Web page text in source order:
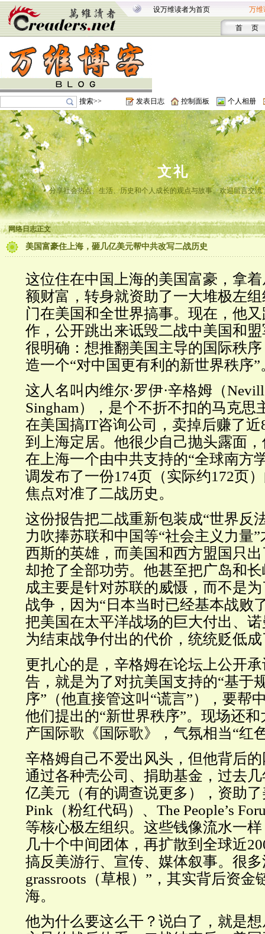
设万维读者为首页 万维
首 页
搜索>> 发表日志 控制面板 个人相册
文礼
分享社会热点、生活、历史和个人成长的观点与故事。欢迎留言交流
网络日志正文
美国富豪住上海，砸几亿美元帮中共改写二战历史
这位住在中国上海的美国富豪，拿
额财富，转身就资助了一大堆极左
门在美国和全世界搞事。现在，他
作，公开跳出来诋毁二战中美国和
很明确：想推翻美国主导的国际秩
造一个“对中国更有利的新世界秩序”
这人名叫内维尔·罗伊·辛格姆（
Singham），是个不折不扣的马克思
在美国搞IT咨询公司，卖掉后赚了
到上海定居。他很少自己抛头露面
在上海一个由中共支持的“全球南方
调发布了一份174页（实际约172页
焦点对准了二战历史。
这份报告把二战重新包装成“世界反
力吹捧苏联和中国等“社会主义力量
西斯的英雄，而美国和西方盟国只出
却抢了全部功劳。他甚至把广岛和
成主要是针对苏联的威慑，而不是
战争，因为“日本当时已经基本战败
把美国在太平洋战场的巨大付出、
为结束战争付出的代价，统统贬低成
更扎心的是，辛格姆在论坛上公开
告，就是为了对抗美国支持的“基于
序”（他直接管这叫“谎言”），要帮
他们提出的“新世界秩序”。现场还
产国际歌《国际歌》，气氛相当“红
辛格姆自己不爱出风头，但他背后
通过各种壳公司、捐助基金，过去
亿美元（有的调查说更多），资助了
Pink（粉红代码）、The People’s
等核心极左组织。这些钱像流水一
几十个中间团体，再扩散到全球近
搞反美游行、宣传、媒体叙事。很
grassroots（草根）”，其实背后资金
海。
他为什么要这么干？说白了，就是